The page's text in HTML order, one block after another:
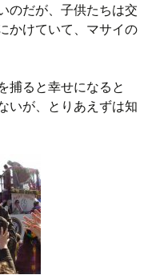
のだが、子供たちは交
かけていて、マサイの
捕ると幸せになると
いが、とりあえずは知